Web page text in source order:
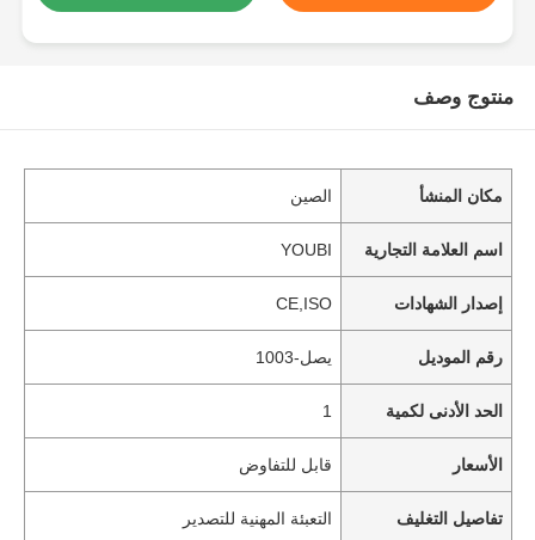
منتوج وصف
مكان المنشأ الصين
اسم العلامة التجارية YOUBI
إصدار الشهادات CE,ISO
رقم الموديل يصل-1003
الحد الأدنى لكمية 1
الأسعار قابل للتفاوض
تفاصيل التغليف التعبئة المهنية للتصدير